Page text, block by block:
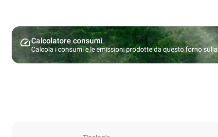
Calcolatore consumi
Calcola i consumi e le emissioni prodotte da questo forno